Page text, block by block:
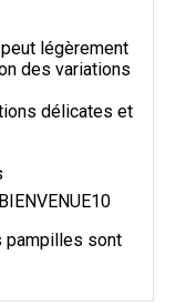
légèrement
des variations
délicates et
pampilles sont